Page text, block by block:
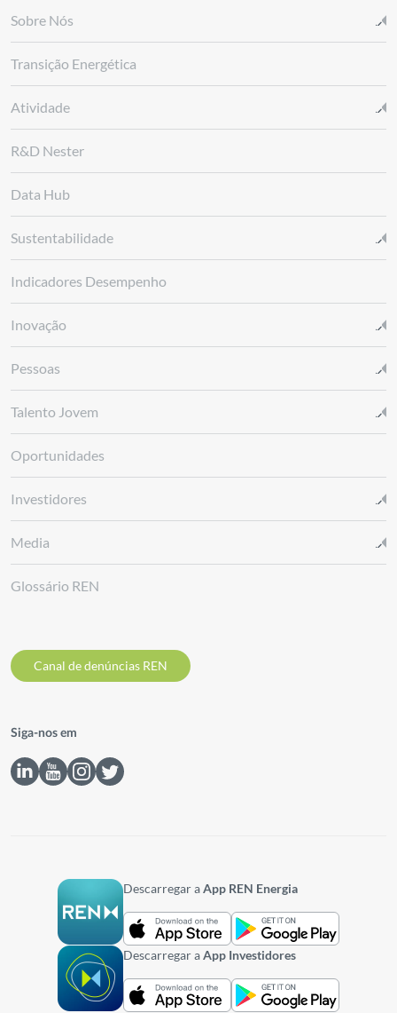
Sobre Nós
Transição Energética
Atividade
R&D Nester
Data Hub
Sustentabilidade
Indicadores Desempenho
Inovação
Pessoas
Talento Jovem
Oportunidades
Investidores
Media
Glossário REN
Canal de denúncias REN
Siga-nos em
Descarregar aApp REN Energia
Descarregar aApp Investidores